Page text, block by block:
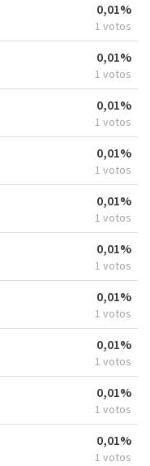
0,01%
1 votos
0,01%
1 votos
0,01%
1 votos
0,01%
1 votos
0,01%
1 votos
0,01%
1 votos
0,01%
1 votos
0,01%
1 votos
0,01%
1 votos
0,01%
1 votos